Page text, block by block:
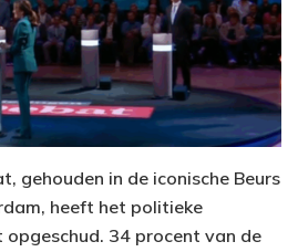
gehouden in de iconische Beurs
heeft het politieke
34 procent van de